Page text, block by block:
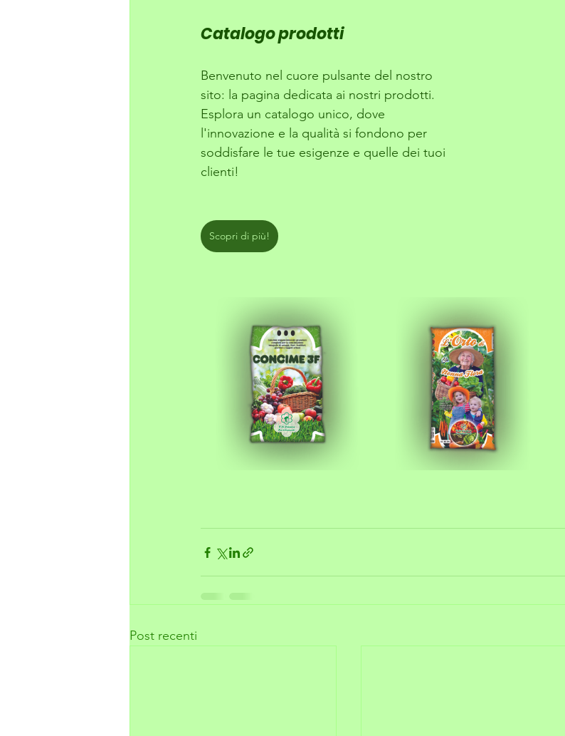
Catalogo prodotti
Benvenuto nel cuore pulsante del nostro
sito: la pagina dedicata ai nostri prodotti.
Esplora un catalogo unico, dove
l'innovazione e la qualità si fondono per
soddisfare le tue esigenze e quelle dei tuoi
clienti!
Scopri di più!
Post recenti